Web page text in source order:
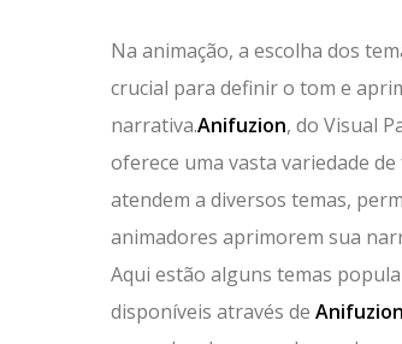
Na animação, a escolha dos
crucial para definir o tom e
narrativa.Anifuzion, do Visual
oferece uma vasta variedade
atendem a diversos temas,
animadores aprimorem sua
Aqui estão alguns temas
disponíveis através de Anifuzion